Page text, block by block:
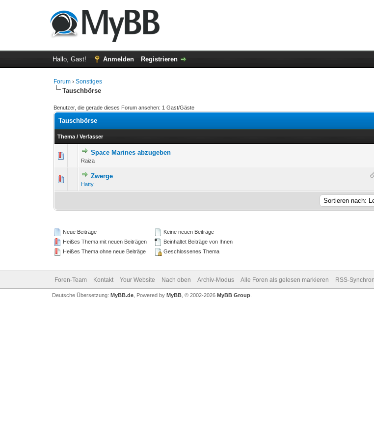
Hallo, Gast! Anmelden Registrieren
Forum ›Sonstiges
Tauschbörse
Benutzer, die gerade dieses Forum ansehen: 1 Gast/Gäste
Tauschbörse
Thema /Verfasser
Space Marines abzugeben
Raiza
0 Bewertung(en) - 0 von 5 durchschnittlich
Zwerge
Hatty
Neue Beiträge
Heißes Thema mit neuen Beiträgen
Heißes Thema ohne neue Beiträge
Keine neuen Beiträge
Beinhaltet Beiträge von Ihnen
Geschlossenes Thema
Foren-Team Kontakt Your Website Nach oben Archiv-Modus Alle Foren als gelesen markieren RSS-
Deutsche Übersetzung: MyBB.de, Powered by MyBB, © 2002-2026 MyBB Group.